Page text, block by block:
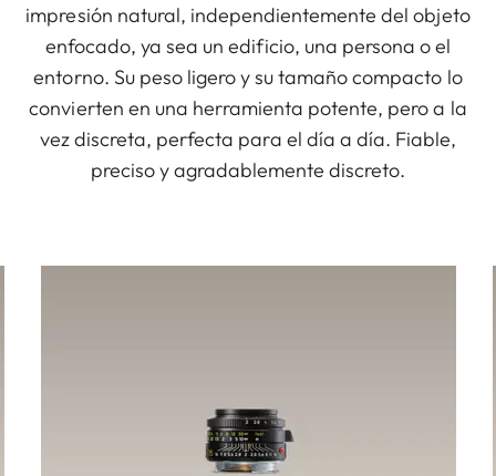
impresión natural, independientemente del objeto
enfocado, ya sea un edificio, una persona o el
entorno. Su peso ligero y su tamaño compacto lo
convierten en una herramienta potente, pero a la
vez discreta, perfecta para el día a día. Fiable,
preciso y agradablemente discreto.